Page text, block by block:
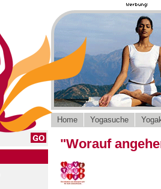
Home Yogasuche
"Worauf